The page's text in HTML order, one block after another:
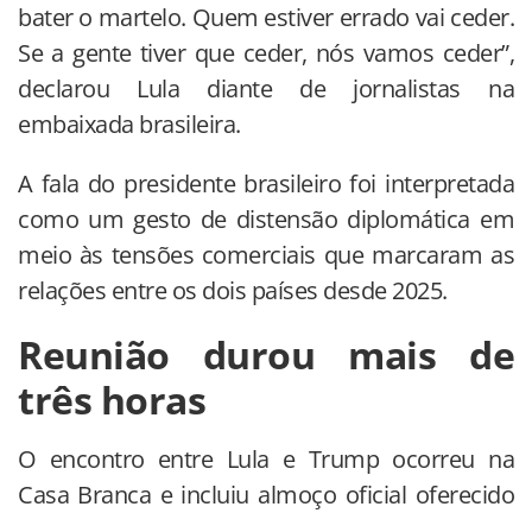
bater o martelo. Quem estiver errado vai ceder.
Se a gente tiver que ceder, nós vamos ceder”,
declarou Lula diante de jornalistas na
embaixada brasileira.
A fala do presidente brasileiro foi interpretada
como um gesto de distensão diplomática em
meio às tensões comerciais que marcaram as
relações entre os dois países desde 2025.
Reunião durou mais de
três horas
O encontro entre Lula e Trump ocorreu na
Casa Branca e incluiu almoço oficial oferecido